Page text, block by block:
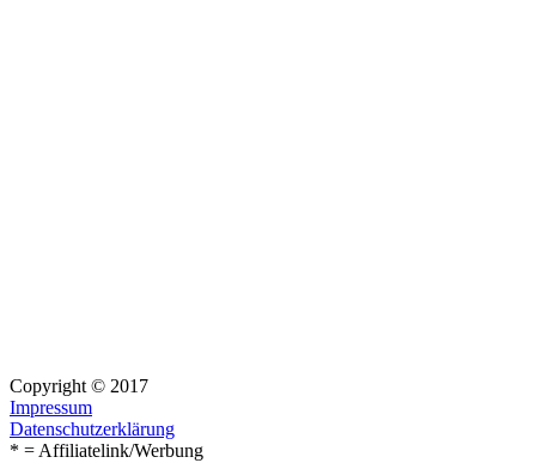
Copyright © 2017
Impressum
Datenschutzerklärung
* = Affiliatelink/Werbung